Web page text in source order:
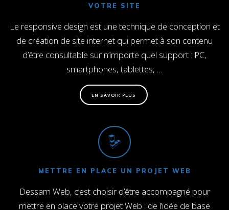
VOTRE SITE
Le responsive design est une technique de conception et
de création de site internet qui permet à son contenu
d’être consultable sur n’importe quel support : PC,
smartphones, tablettes, …
EN SAVOIR PLUS
METTRE EN PLACE UN PROJET WEB
Dessam Web, c’est choisir d’être accompagné pour
mettre en place votre projet Web : de l’idée de base